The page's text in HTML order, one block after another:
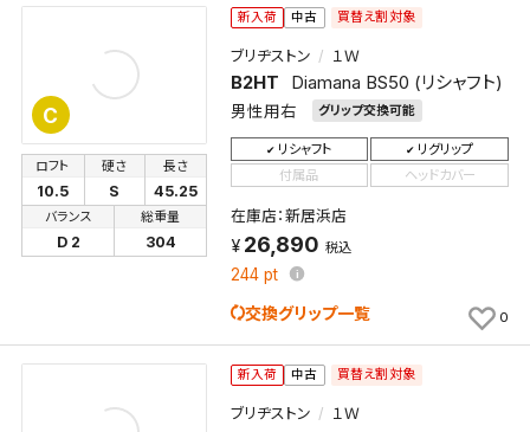
C
新入荷 中古 買替え割対象
ブリヂストン １Ｗ
B2HT Diamana BS50 (リシャフト)
男性用右 グリップ交換可能
ロフト
10.5
硬さ
S
長さ
45.25
バランス
D 2
総重量
304
リシャフト
リグリップ
付属品
ヘッドカバー
在庫店：新居浜店
26,890 税込
244 pt
交換グリップ一覧 0
新入荷 中古 買替え割対象
ブリヂストン １Ｗ